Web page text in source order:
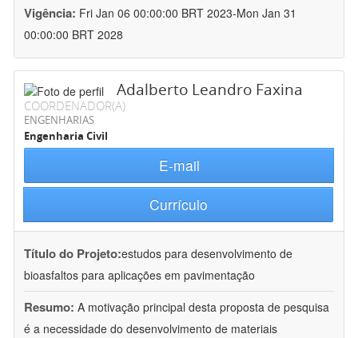
Vigência: Fri Jan 06 00:00:00 BRT 2023-Mon Jan 31
00:00:00 BRT 2028
Adalberto Leandro Faxina
COORDENADOR(A)
ENGENHARIAS
Engenharia Civil
E-mail
Currículo
Título do Projeto:estudos para desenvolvimento de
bioasfaltos para aplicações em pavimentação
Resumo: A motivação principal desta proposta de pesquisa
é a necessidade do desenvolvimento de materiais